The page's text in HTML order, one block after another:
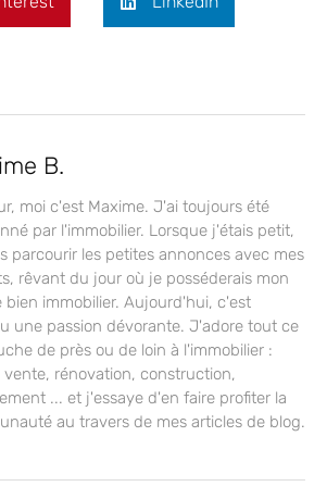
B.
moi c'est Maxime. J'ai toujours été
par l'immobilier. Lorsque j'étais petit,
parcourir les petites annonces avec mes
rêvant du jour où je posséderais mon
bien immobilier. Aujourd'hui, c'est
une passion dévorante. J'adore tout ce
de près ou de loin à l'immobilier :
vente, rénovation, construction,
... et j'essaye d'en faire profiter la
au travers de mes articles de blog.